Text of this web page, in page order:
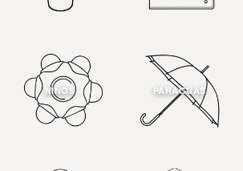
NIÑOS PARAGUAS